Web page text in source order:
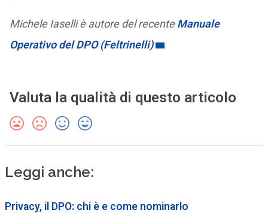
Michele Iaselli è autore del recenteManuale
Operativo del DPO (Feltrinelli)
Valuta la qualità di questo articolo
Leggi anche:
Privacy, il DPO: chi è e come nominarlo